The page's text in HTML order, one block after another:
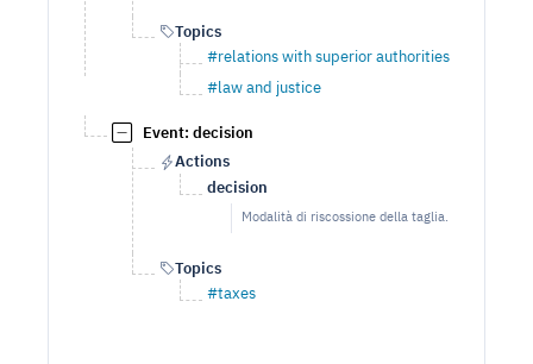
Topics
#relations with superior authorities
#law and justice
Event: decision
Actions
decision
Modalità di riscossione della taglia.
Topics
#taxes